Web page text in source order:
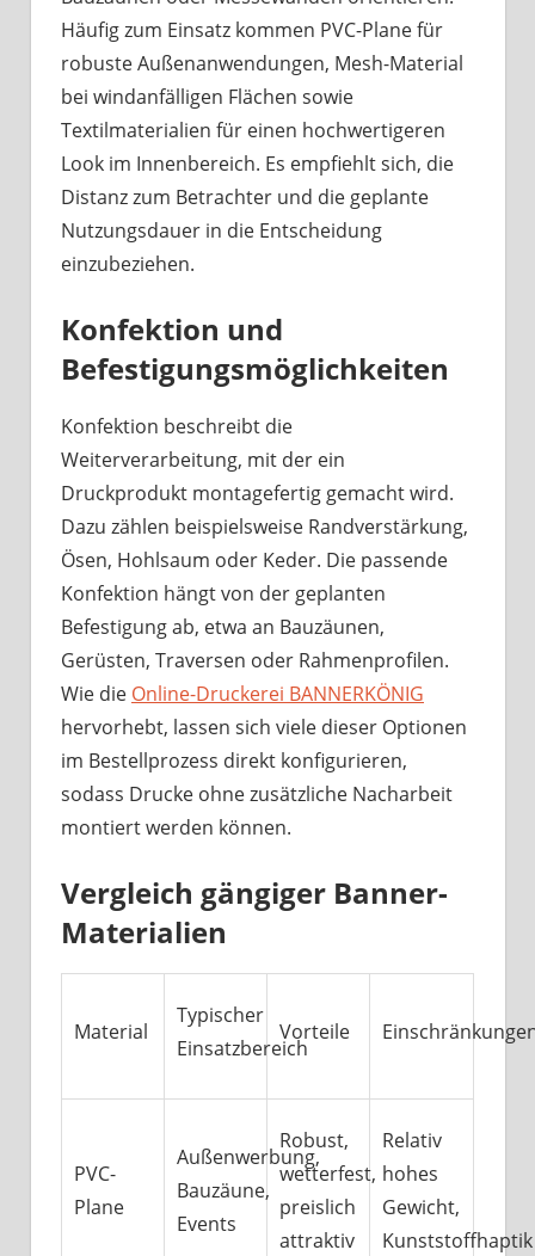
Häufig zum Einsatz kommen PVC-Plane für
robuste Außenanwendungen, Mesh-Material
bei windanfälligen Flächen sowie
Textilmaterialien für einen hochwertigeren
Look im Innenbereich. Es empfiehlt sich, die
Distanz zum Betrachter und die geplante
Nutzungsdauer in die Entscheidung
einzubeziehen.
Konfektion und
Befestigungsmöglichkeiten
Konfektion beschreibt die
Weiterverarbeitung, mit der ein
Druckprodukt montagefertig gemacht wird.
Dazu zählen beispielsweise Randverstärkung,
Ösen, Hohlsaum oder Keder. Die passende
Konfektion hängt von der geplanten
Befestigung ab, etwa an Bauzäunen,
Gerüsten, Traversen oder Rahmenprofilen.
Wie die Online-Druckerei BANNERKÖNIG
hervorhebt, lassen sich viele dieser Optionen
im Bestellprozess direkt konfigurieren,
sodass Drucke ohne zusätzliche Nacharbeit
montiert werden können.
Vergleich gängiger Banner-
Materialien
Material
Typischer
Einsatzbereich
Vorteile
PVC-
Plane
Außenwerbung,
Bauzäune,
Events
Robust,
wetterfest,
preislich
attraktiv
Relativ
hohes
Gewicht,
Kunststoffhaptik